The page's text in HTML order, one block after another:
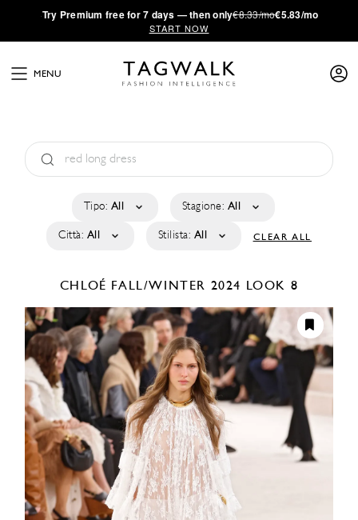
·Try Premium free for 7 days — then only€8.33/mo€5.83/mo
START NOW
MENU
Tipo: All Stagione: All
Città: All Stilista: All CLEAR ALL
CHLOÉ FALL/WINTER 2024 LOOK 8